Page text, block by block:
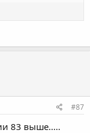
#87
83 выше.....